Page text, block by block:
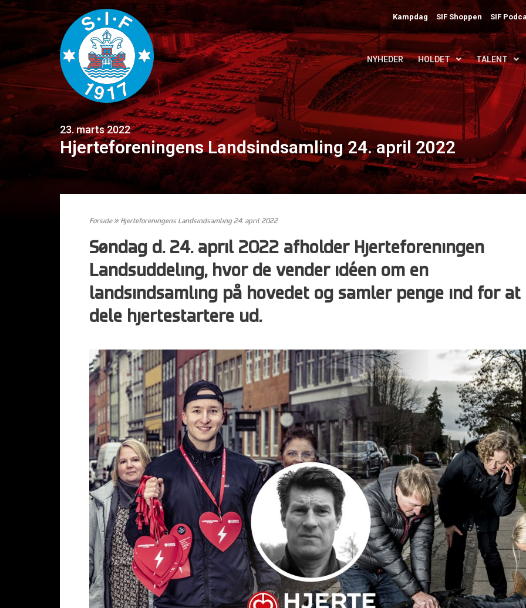
Kampdag SIF Shoppen SIF
NYHEDER HOLDET TALENT
23. marts 2022
Hjerteforeningens Landsindsamling 24. april 2022
Forside» Hjerteforeningens Landsindsamling 24. april 2022
Søndag d. 24. april 2022 afholder Hjerteforeningen
Landsuddeling, hvor de vender idéen om en
landsindsamling på hovedet og samler penge ind for at
dele hjertestartere ud.